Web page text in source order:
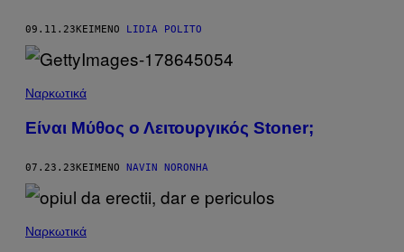
09.11.23ΚΕΊΜΕΝΟ LIDIA POLITO
Ναρκωτικά
Είναι Μύθος ο Λειτουργικός Stoner;
07.23.23 ΚΕΊΜΕΝΟ NAVIN NORONHA
Ναρκωτικά